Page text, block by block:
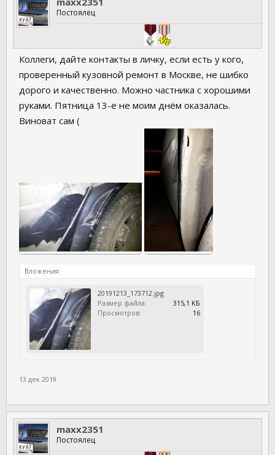
Постоялец
Коллеги, дайте контакты в личку, если есть у кого,
проверенный кузовной ремонт в Москве, не шибко
дорого и качественно. Можно частника с хорошими
руками. Пятница 13-е не моим днём оказалась.
Виноват сам (
Вложения:
20191213_173712.jpg
Размер файла:
315,1 КБ
Просмотров:
16
13 дек 2019
maxx2351
Постоялец